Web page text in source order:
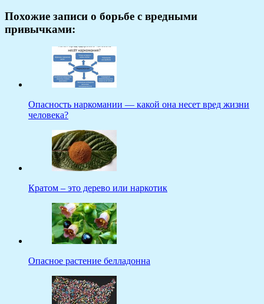
Похожие записи о борьбе с вредными
привычками:
Опасность наркомании — какой она несет вред жизни
человека?
Кратом – это дерево или наркотик
Опасное растение белладонна